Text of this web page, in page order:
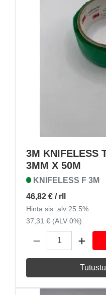
3M KNIFELESS
3MM X 50M
KNIFELESS F 3M
46,82 € / rll
Hinta sis. alv 25.5%
37,31 € (ALV 0%)